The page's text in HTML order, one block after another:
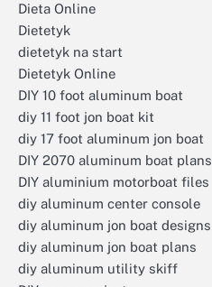
Dieta Online
Dietetyk
dietetyk na start
Dietetyk Online
DIY 10 foot aluminum boat
diy 11 foot jon boat kit
diy 17 foot aluminum jon boat
DIY 2070 aluminum boat plans
DIY aluminium motorboat files
diy aluminum center console
diy aluminum jon boat designs
diy aluminum jon boat plans
diy aluminum utility skiff